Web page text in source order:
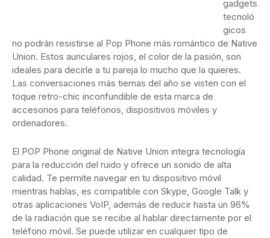
gadgets
tecnoló
gicos
no podrán resistirse al Pop Phone más romántico de Native
Union. Estos auriculares rojos, el color de la pasión, son
ideales para decirle a tu pareja lo mucho que la quieres.
Las conversaciones más tiernas del año se visten con el
toque retro-chic inconfundible de esta marca de
accesorios para teléfonos, dispositivos móviles y
ordenadores.
El POP Phone original de Native Union integra tecnología
para la reducción del ruido y ofrece un sonido de alta
calidad. Te permite navegar en tu dispositivo móvil
mientras hablas, es compatible con Skype, Google Talk y
otras aplicaciones VoIP, además de reducir hasta un 96%
de la radiación que se recibe al hablar directamente por el
teléfono móvil. Se puede utilizar en cualquier tipo de